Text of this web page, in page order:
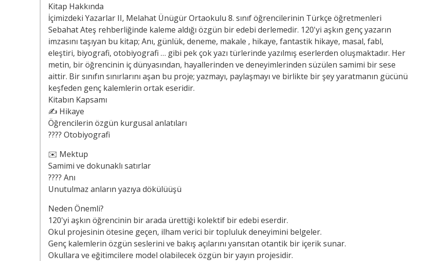
Kitap Hakkında
İçimizdeki Yazarlar II, Melahat Ünügür Ortaokulu 8. sınıf öğrencilerinin Türkçe öğretmenleri
Sebahat Ateş rehberliğinde kaleme aldığı özgün bir edebi derlemedir. 120'yi aşkın genç yazarın
imzasını taşıyan bu kitap; Anı, günlük, deneme, makale , hikaye, fantastik hikaye, masal, fabl,
eleştiri, biyografi, otobiyografi … gibi pek çok yazı türlerinde yazılmış eserlerden oluşmaktadır. Her
metin, bir öğrencinin iç dünyasından, hayallerinden ve deneyimlerinden süzülen samimi bir sese
aittir. Bir sınıfın sınırlarını aşan bu proje; yazmayı, paylaşmayı ve birlikte bir şey yaratmanın gücünü
keşfeden genç kalemlerin ortak eseridir.
Kitabın Kapsamı
✍️ Hikaye
Öğrencilerin özgün kurgusal anlatıları
???? Otobiyografi
✉️ Mektup
Samimi ve dokunaklı satırlar
???? Anı
Unutulmaz anların yazıya dökülüüşü
Neden Önemli?
120'yi aşkın öğrencinin bir arada ürettiği kolektif bir edebi eserdir.
Okul projesinin ötesine geçen, ilham verici bir topluluk deneyimini belgeler.
Genç kalemlerin özgün seslerini ve bakış açılarını yansıtan otantik bir içerik sunar.
Okullara ve eğitimcilere model olabilecek özgün bir yayın projesidir.